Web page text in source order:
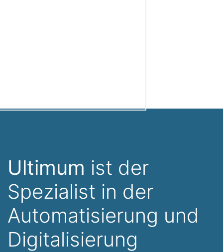
Ultimum ist der
Spezialist in der
Automatisierung und
Digitalisierung